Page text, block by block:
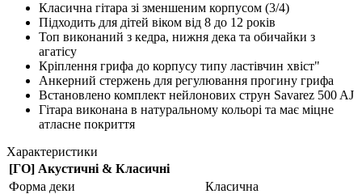
Класична гітара зі зменшеним корпусом (3/4)
Підходить для дітей віком від 8 до 12 років
Топ виконаний з кедра, нижня дека та обичайки з
агатісу
Кріплення грифа до корпусу типу ластівчин хвіст"
Анкерний стержень для регулювання прогину грифа
Встановлено комплект нейлонових струн Savarez 500 AJ
Гітара виконана в натуральному кольорі та має міцне
атласне покриття
Характеристики
[ГО] Акустичні & Класичні
Форма деки
Класична